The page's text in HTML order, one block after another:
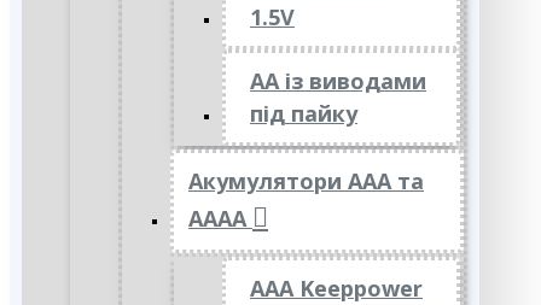
1.5V
АА із виводами
під пайку
Акумулятори ААА та
АААА
AAA Keeppower